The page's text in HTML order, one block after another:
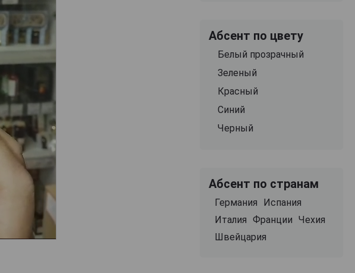
Абсент по цвету
Белый прозрачный
Зеленый
Красный
Синий
Черный
Абсент по странам
Германия
Испания
Италия Франции Чехия
Швейцария